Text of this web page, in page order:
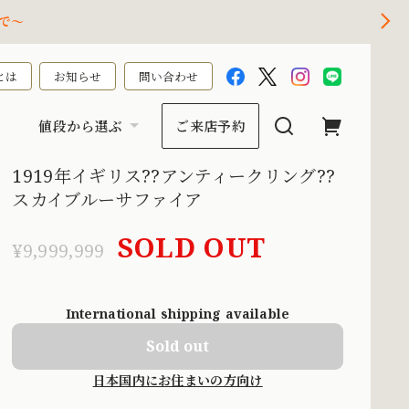
～
は お知らせ 問い合わせ
値段から選ぶ ご来店予約
1919年イギリス??アンティークリング??
スカイブルーサファイア
¥9,999,999 SOLD OUT
International shipping available
Sold out
日本国内にお住まいの方向け